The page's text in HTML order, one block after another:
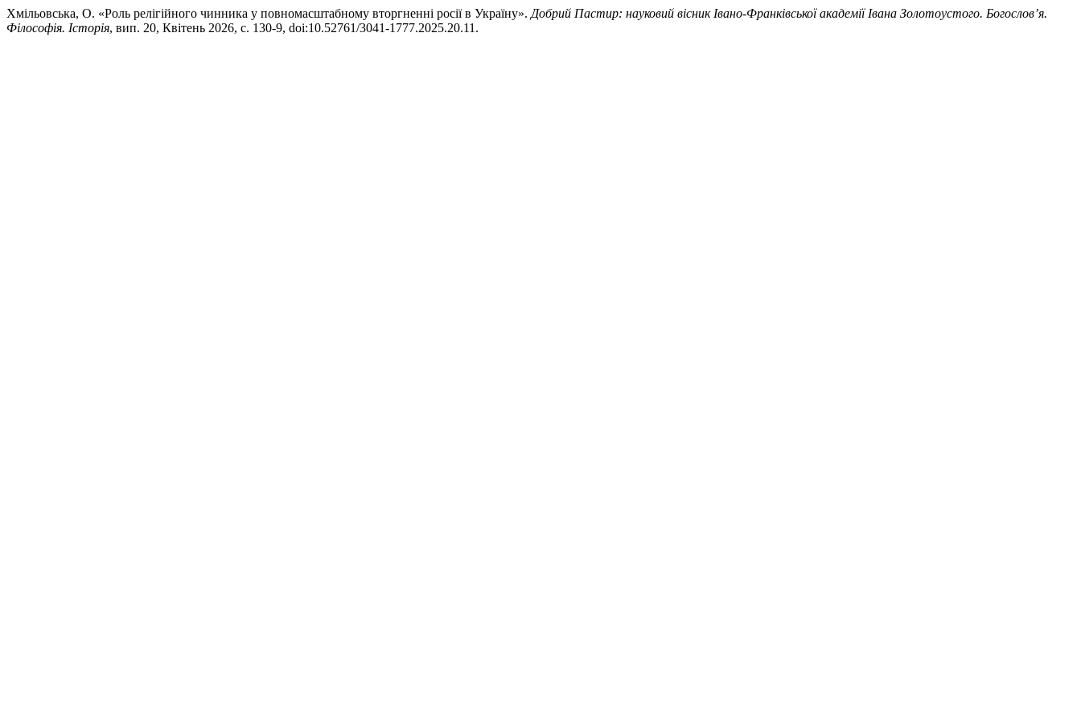
Хмільовська, О. «Роль релігійного чинника у повномасштабному вторгненні росії в Україну». Добрий Пастир: науковий вісник Івано-Франківської академії Івана Золотоустого. Богослов’я.
Філософія. Історія, вип. 20, Квітень 2026, с. 130-9, doi:10.52761/3041-1777.2025.20.11.